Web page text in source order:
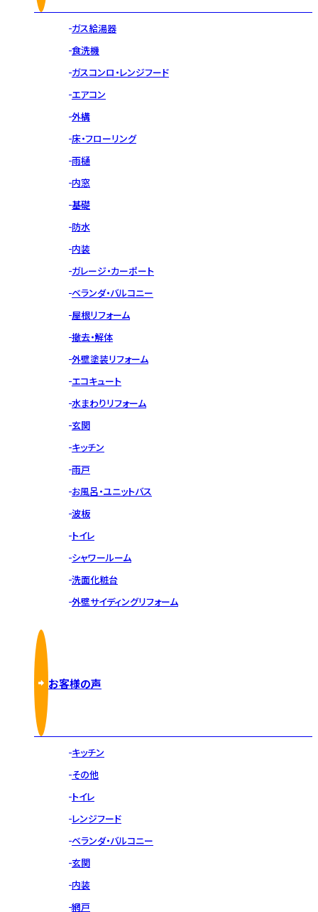
ガス給湯器
食洗機
ガスコンロ・レンジフード
エアコン
外構
床・フローリング
雨樋
内窓
基礎
防水
内装
ガレージ・カーポート
ベランダ・バルコニー
屋根リフォーム
撤去・解体
外壁塗装リフォーム
エコキュート
水まわりリフォーム
玄関
キッチン
雨戸
お風呂・ユニットバス
波板
トイレ
シャワールーム
洗面化粧台
外壁サイディングリフォーム
お客様の声
キッチン
その他
トイレ
レンジフード
ベランダ・バルコニー
玄関
内装
網戸